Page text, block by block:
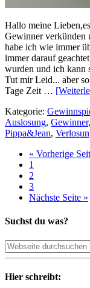
Hallo meine
Gewinner verkünden
habe ich wie immer
immer darauf
wurden und ich kann
Tut mir Leid... aber
Tage Zeit …
Kategorie:
Auslosung, Gewinner,
Pippa&Jean,
« Vorherige
1
2
3
Nächste Seite »
Suchst du was?
Hier schreibt: